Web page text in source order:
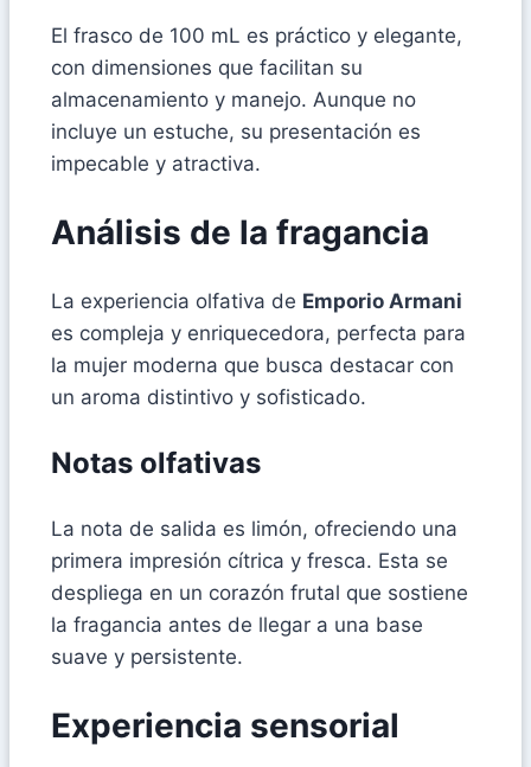
El frasco de 100 mL es práctico y elegante,
con dimensiones que facilitan su
almacenamiento y manejo. Aunque no
incluye un estuche, su presentación es
impecable y atractiva.
Análisis de la fragancia
La experiencia olfativa de Emporio Armani
es compleja y enriquecedora, perfecta para
la mujer moderna que busca destacar con
un aroma distintivo y sofisticado.
Notas olfativas
La nota de salida es limón, ofreciendo una
primera impresión cítrica y fresca. Esta se
despliega en un corazón frutal que sostiene
la fragancia antes de llegar a una base
suave y persistente.
Experiencia sensorial